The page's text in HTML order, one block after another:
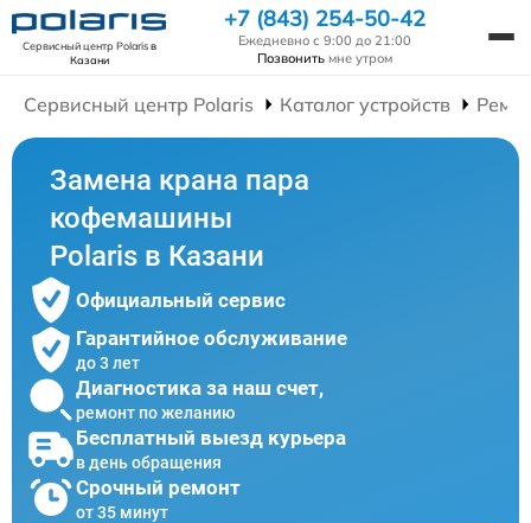
Сервисный центр Polarisв
Казани
+7 (843) 254-50-42
Ежедневно с 9:00 до 21:00
Позвонить мне утром
Сервисный центр Polaris Каталог устройств
Замена крана пара
кофемашины
Polaris в Казани
Официальный сервис
Гарантийное обслуживание
до 3 лет
Диагностика за наш счет,
ремонт по желанию
Бесплатный выезд курьера
в день обращения
Срочный ремонт
от 35 минут